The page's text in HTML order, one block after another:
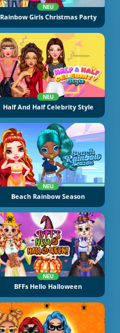
NEU
Rainbow Girls Christmas Party
NEU
Half And Half Celebrity Style
NEU
Beach Rainbow Season
NEU
BFFs Hello Halloween